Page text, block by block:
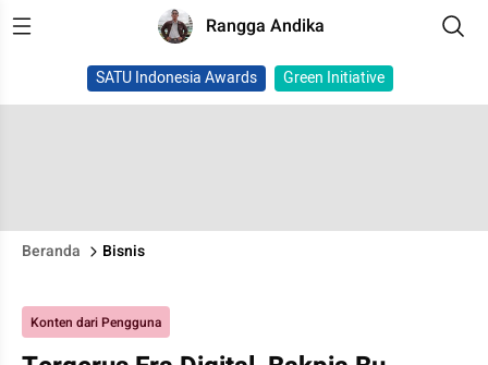
Rangga Andika
SATU Indonesia Awards Green Initiative
Beranda Bisnis
Konten dari Pengguna